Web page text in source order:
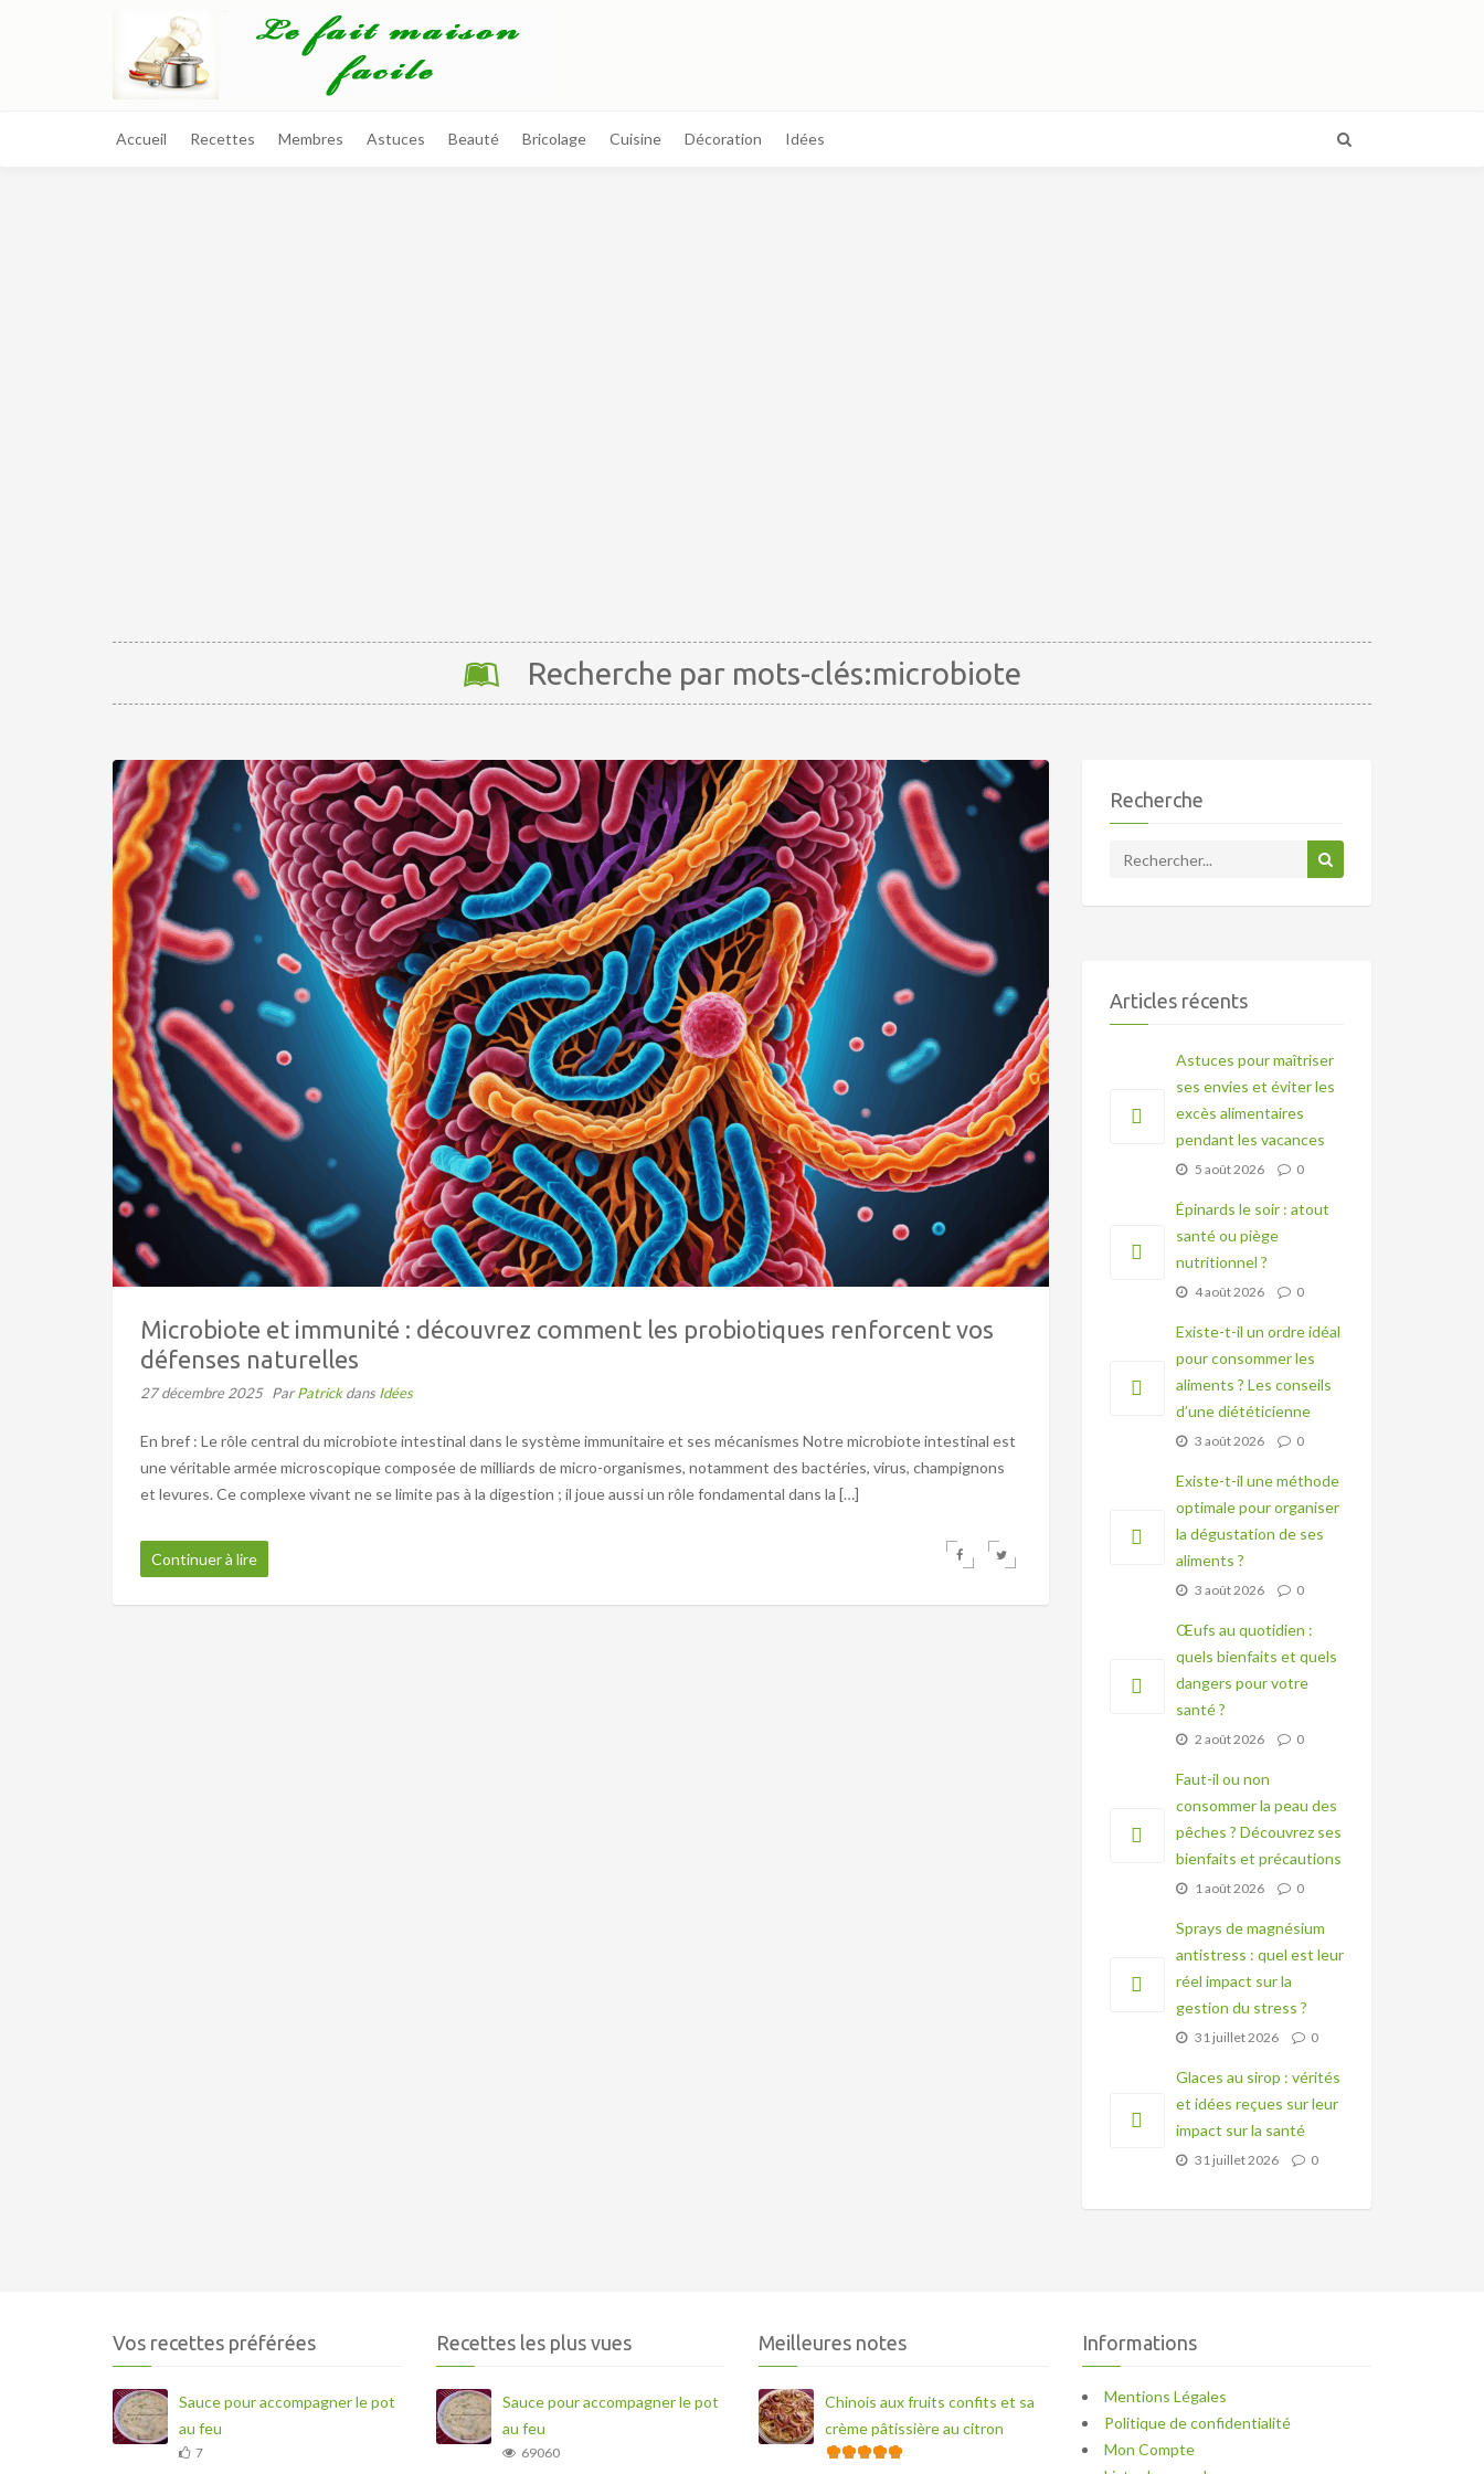
Accueil Recettes Membres Astuces Beauté Bricolage Cuisine Décoration Idées
Recherche par mots-clés:microbiote
Microbiote et immunité : découvrez comment les probiotiques renforcent vos
défenses naturelles
27 décembre 2025 ParPatrickdans Idées
En bref : Le rôle central du microbiote intestinal dans le système immunitaire et ses mécanismes Notre microbiote intestinal est
une véritable armée microscopique composée de milliards de micro-organismes, notamment des bactéries, virus, champignons
et levures. Ce complexe vivant ne se limite pas à la digestion ; il joue aussi un rôle fondamental dans la […]
Continuer à lire
Recherche
Articles récents
Astuces pour maîtriser
ses envies et éviter les
excès alimentaires
pendant les vacances
5 août 2026 0
Épinards le soir : atout
santé ou piège
nutritionnel ?
4 août 2026 0
Existe-t-il un ordre idéal
pour consommer les
aliments ? Les conseils
d’une diététicienne
3 août 2026 0
Existe-t-il une méthode
optimale pour organiser
la dégustation de ses
aliments ?
3 août 2026 0
Œufs au quotidien :
quels bienfaits et quels
dangers pour votre
santé ?
2 août 2026 0
Faut-il ou non
consommer la peau des
pêches ? Découvrez ses
bienfaits et précautions
1 août 2026 0
Sprays de magnésium
antistress : quel est leur
réel impact sur la
gestion du stress ?
31 juillet 2026 0
Glaces au sirop : vérités
et idées reçues sur leur
impact sur la santé
31 juillet 2026 0
Vos recettes préférées
Sauce pour accompagner le pot
au feu
7
Recettes les plus vues
Sauce pour accompagner le pot
au feu
69060
Meilleures notes
Chinois aux fruits confits et sa
crème pâtissière au citron
Informations
Mentions Légales
Politique de confidentialité
Mon Compte